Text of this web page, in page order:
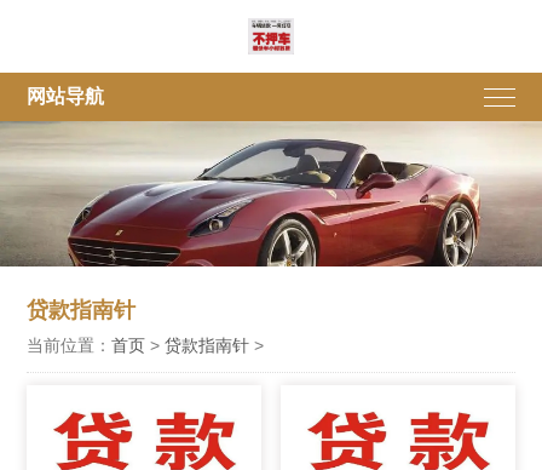
网站导航
贷款指南针
当前位置：首页 >贷款指南针 >